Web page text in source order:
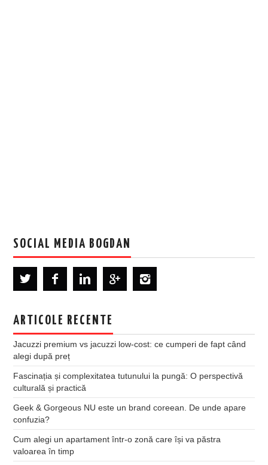
SOCIAL MEDIA BOGDAN
ARTICOLE RECENTE
Jacuzzi premium vs jacuzzi low-cost: ce cumperi de fapt când
alegi după preț
Fascinația și complexitatea tutunului la pungă: O perspectivă
culturală și practică
Geek & Gorgeous NU este un brand coreean. De unde apare
confuzia?
Cum alegi un apartament într-o zonă care își va păstra
valoarea în timp